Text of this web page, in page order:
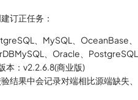
订正任务：
、MySQL、OceanBase
、Oracle、
本：v2.2.6.8(商业版)
结果中会记录对端相比源端缺失